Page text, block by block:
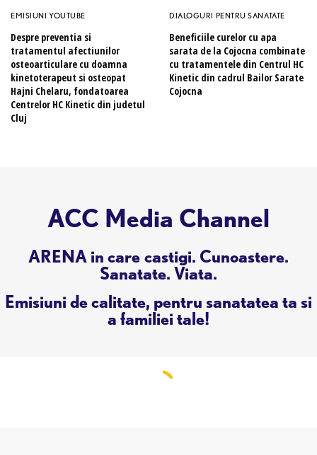
EMISIUNI YOUTUBE
Despre preventia si
tratamentul afectiunilor
osteoarticulare cu doamna
kinetoterapeut si osteopat
Hajni Chelaru, fondatoarea
Centrelor HC Kinetic din judetul
Cluj
DIALOGURI PENTRU SANATATE
Beneficiile curelor cu apa
sarata de la Cojocna combinate
cu tratamentele din Centrul HC
Kinetic din cadrul Bailor Sarate
Cojocna
ACC Media Channel
ARENA in care castigi. Cunoastere.
Sanatate. Viata.
Emisiuni de calitate, pentru sanatatea ta si
a familiei tale!